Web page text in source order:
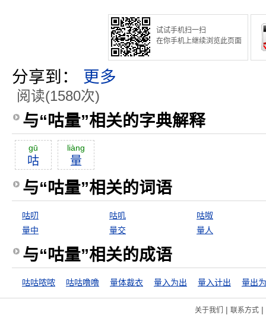
试试手机扫一扫
在你手机上继续浏览此页面
分享到： 更多
阅读(1580次)
与“咕量”相关的字典解释
gū
咕
liàng
量
与“咕量”相关的词语
咕叨 咕叽
咕呶
量中
量交 量人
与“咕量”相关的成语
咕咕哝哝 咕咕噜噜 量体裁衣 量入为出 量入计出 量出
关于我们 | 联系方式|